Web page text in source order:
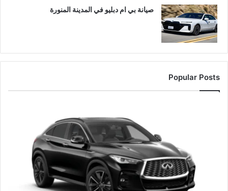
صيانة بي ام دبليو في المدينة المنورة
Popular Posts